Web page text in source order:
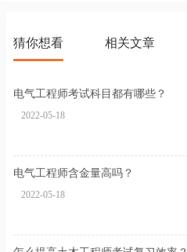
猜你想看 相关文章
电气工程师考试科目都有哪些？
2022-05-18
电气工程师含金量高吗？
2022-05-18